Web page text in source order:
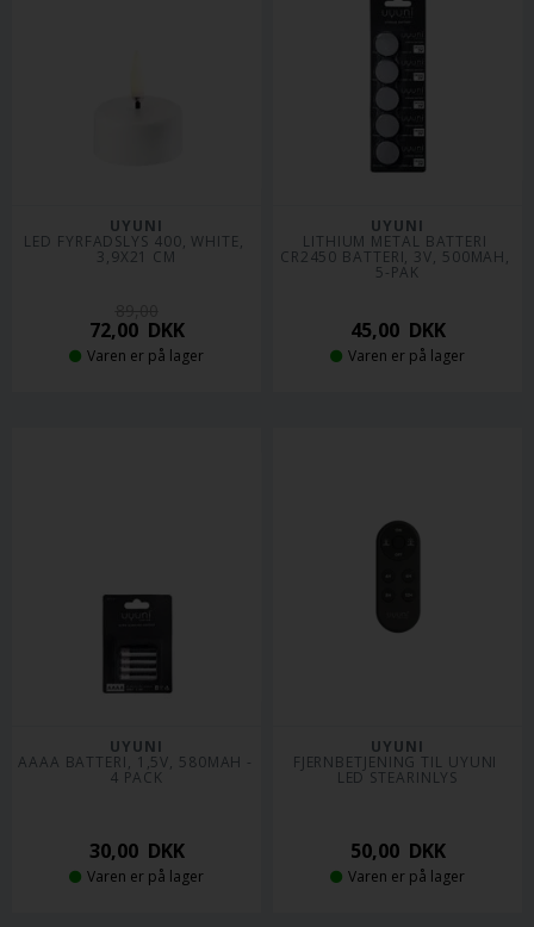
UYUNI
LED FYRFADSLYS 400, WHITE,
3,9X21 CM
72,00DKK
Varen er på lager
UYUNI
LITHIUM METAL BATTERI
CR2450 BATTERI, 3V, 500MAH,
5-PAK
45,00DKK
Varen er på lager
UYUNI
AAAA BATTERI, 1,5V, 580MAH -
4 PACK
30,00DKK
Varen er på lager
UYUNI
FJERNBETJENING TIL UYUNI
LED STEARINLYS
50,00DKK
Varen er på lager